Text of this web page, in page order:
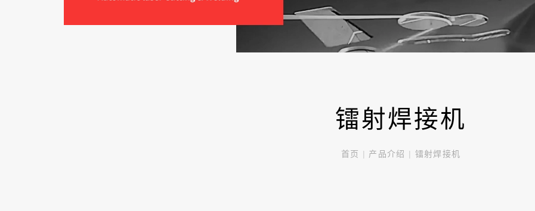
镭射焊接机
首页 | 产品介绍 | 镭射焊接机